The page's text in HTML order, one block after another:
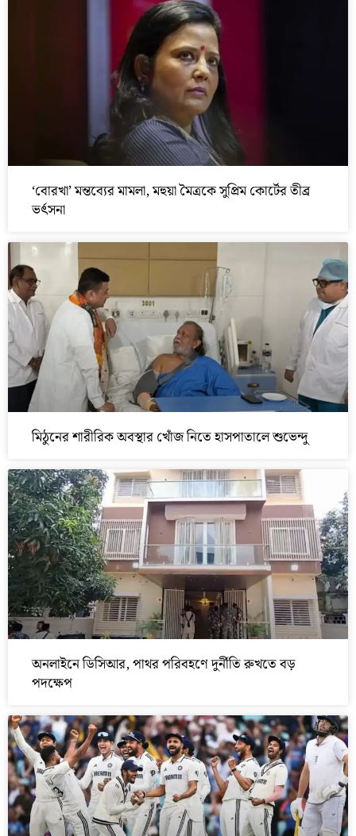
‘বোরখা’ মন্তব্যের মামলা, মহুয়া মৈত্রকে সুপ্রিম কোর্টের তীব্র
ভর্ৎসনা
মিঠুনের শারীরিক অবস্থার খোঁজ নিতে হাসপাতালে শুভেন্দু
অনলাইনে ডিসিআর, পাথর পরিবহণে দুর্নীতি রুখতে বড়
পদক্ষেপ